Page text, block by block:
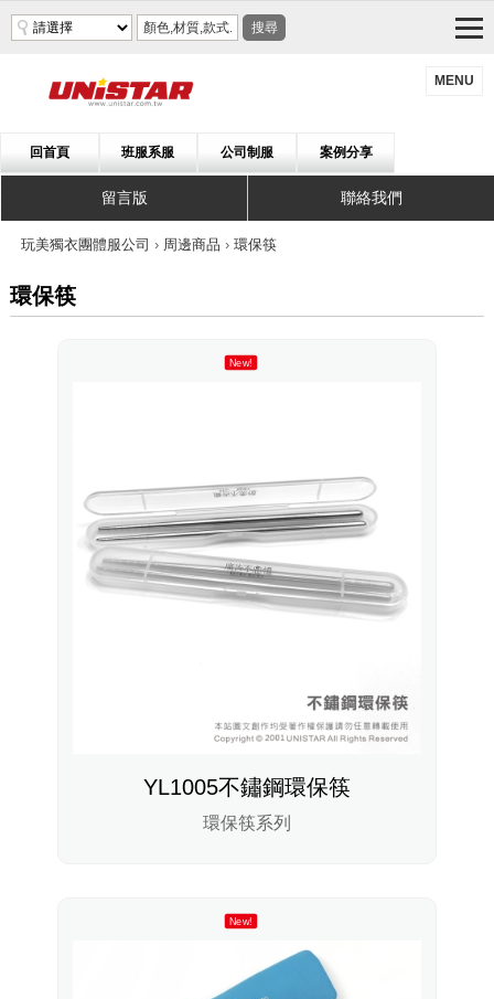
MENU
回首頁 班服系服 公司制服 案例分享
留言版 聯絡我們
搜尋
玩美獨衣團體服公司 › 周邊商品 › 環保筷
環保筷
New!
YL1005不鏽鋼環保筷
環保筷系列
New!